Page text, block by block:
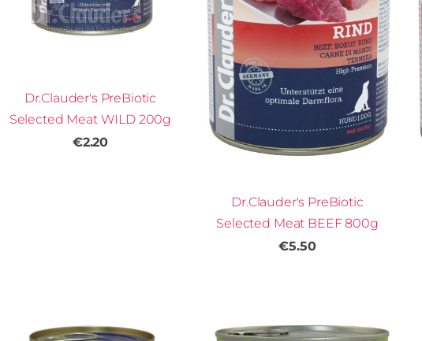
Dr.Clauder's PreBiotic
Selected Meat WILD 200g
€2.20
Dr.Clauder's PreBiotic
Selected Meat BEEF 800g
€5.50